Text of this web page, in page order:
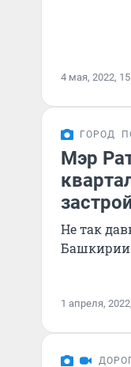
4 мая, 2022,
ГОРОД
Мэр
Не так
Башкирии
1 апреля,